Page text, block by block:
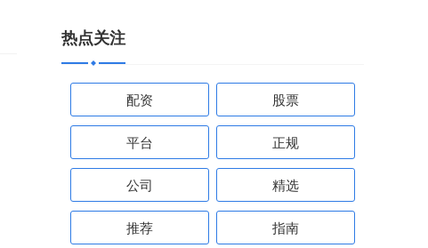
热点关注
配资 股票
平台 正规
公司 精选
推荐 指南